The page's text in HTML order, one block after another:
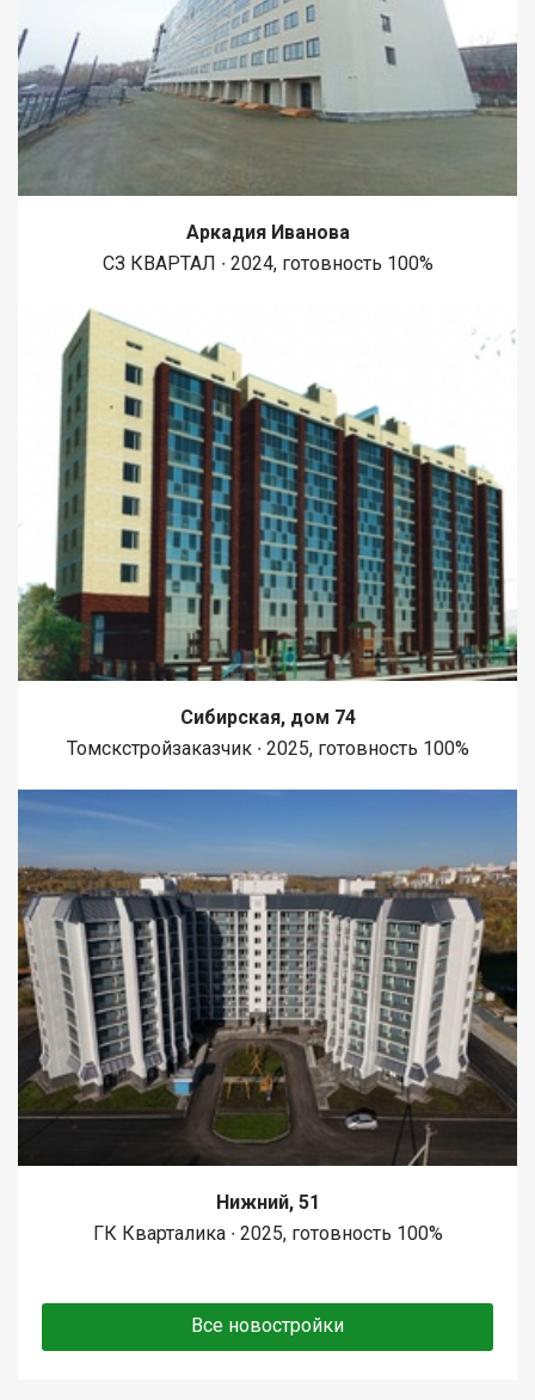
Аркадия Иванова
СЗ КВАРТАЛ ∙ 2024, готовность 100%
Сибирская, дом 74
Томскстройзаказчик ∙ 2025, готовность 100%
Нижний, 51
ГК Кварталика ∙ 2025, готовность 100%
Все новостройки